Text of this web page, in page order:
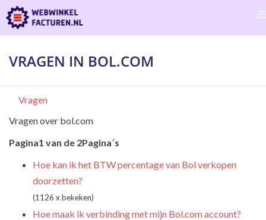
VRAGEN IN BOL.COM
Vragen
Vragen over bol.com
Pagina1 van de 2Pagina´s
Hoe kan ik het BTW percentage van Bol verkopen
doorzetten?
(1126 x bekeken)
Hoe maak ik verbinding met mijn Bol.com account?